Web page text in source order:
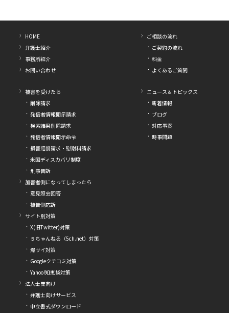
HOME
弁護士紹介
事務所紹介
お問い合わせ
ご相談の流れ
ご契約の流れ
料金
よくあるご質問
被害を受けたら
削除請求
発信者情報開示請求
検索結果削除請求
発信者情報開示命令
損害賠償請求・慰謝料請求
米国ディスカバリ制度
刑事告訴
加害者側になってしまったら
意見照会回答
被告側応訴
サイト別対策
X(旧Twitter)対策
５ちゃんねる（5ch.net）対策
爆サイ対策
Googleクチコミ対策
Yahoo!知恵袋対策
法人士業向け
弁護士向けサービス
申立書式ダウンロード
ニュース＆トピックス
新着情報
ブログ
対応事案
時事問題